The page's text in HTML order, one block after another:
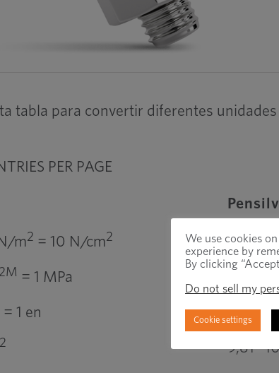
tabla para convertir diferentes
PER PAGE
m2 = 10 N/cm2 1
2M = 1 MPa 6
= 1 en 9,81 ·
2 9,81 ·
We use cookies
experience by
By clicking
Do not sell my
Cookie settings